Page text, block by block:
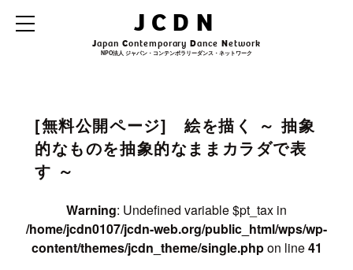
JCDN
Japan ContemporaryDanceNetwork
NPO法人 ジャパン・コンテンポラリーダンス・ネットワーク
/home/jcdn0107/jcdn-web.org/public_html/wps/wp-
content/themes/jcdn_theme/single.php
[無料公開ページ] 絵を描く ～ 抽象
的なものを抽象的なままカラダで表
す ～
Warning: Undefined variable $pt_tax in
/home/jcdn0107/jcdn-web.org/public_html/wps/wp-
content/themes/jcdn_theme/single.phpon line41